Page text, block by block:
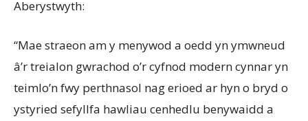
Aberystwyth:
“Mae straeon am y menywod a oedd yn ymwneud
â’r treialon gwrachod o’r cyfnod modern cynnar yn
teimlo’n fwy perthnasol nag erioed ar hyn o bryd o
ystyried sefyllfa hawliau cenhedlu benywaidd a